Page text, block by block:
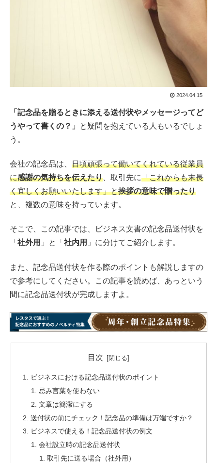
2024.04.15
「記念品を贈るときに添える送付状やメッセージってど
うやって書くの？」
と疑問を抱えている人もいるでしょ
う。
会社の記念品は、 日頃頑張って働いてくれている従業員
に感謝の気持ちを伝えたり 、取引先に「これからも末長
く宜しくお願いいたします」と挨拶の意味で贈ったり
と、複数の意味を持っています。
そこで、この記事では、ビジネス文書の記念品送付状を
「 社外用 」と「 社内用 」に分けてご紹介します。
また、記念品送付状を作る際のポイントも解説しますの
で参考にしてください。この記事を読めば、あっという
間に記念品送付状が完成しますよ。
目次
ビジネスにおける記念品送付状のポイント
忌み言葉を使わない
文章は簡潔にする
送付状の前にチェック！記念品の準備は万端ですか？
ビジネスで使える！記念品送付状の例文
会社設立時の記念品送付状
取引先に送る場合（社外用）